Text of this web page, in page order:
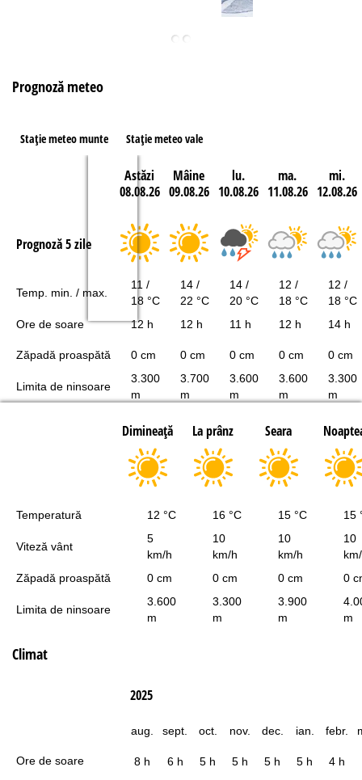
Prognoză meteo
Staţie meteo munte Staţie meteo vale
Astăzi
08.08.26
Mâine
09.08.26
lu.
10.08.26
ma.
11.08.26
mi.
12.08.26
Prognoză 5 zile
Temp. min. / max.
11 /
18 °C
14 /
22 °C
14 /
20 °C
12 /
18 °C
12 /
18 °C
Ore de soare
12 h 12 h 11 h 12 h 14 h
Zăpadă proaspătă 0 cm 0 cm 0 cm 0 cm 0 cm
Limita de ninsoare
3.300
m
3.700
m
3.600
m
3.600
m
3.300
m
Dimineaţă La prânz Seara
Temperatură 12 °C 16 °C 15 °C 15
Viteză vânt
5
km/h
10
km/h
10
km/h
10
Zăpadă proaspătă
0 cm 0 cm 0 cm 0
Limita de ninsoare
3.600
m
3.300
m
3.900
m
m
Climat
Ore de soare
2025
aug. sept. oct. nov. dec. ian. febr.
8 h 6 h 5 h 5 h 5 h 5 h 4 h